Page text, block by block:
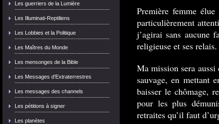
Les guerriers de la Lumière
Les Illuminati-Reptiliens
Les Lobbies et la Politique
Les Maîtres du Monde
Les mensonges de la Bible
Les Messages d'Extraterrestres
Les messages des channels
Les pétitions à signer
Les planètes
Première femme
particulièrement
j’agirai sans aucune
religieuse et ses relais.
Ma mission sera
sauvage, en mettant
baisser le chômage,
pour les plus
retraites qu’il faut